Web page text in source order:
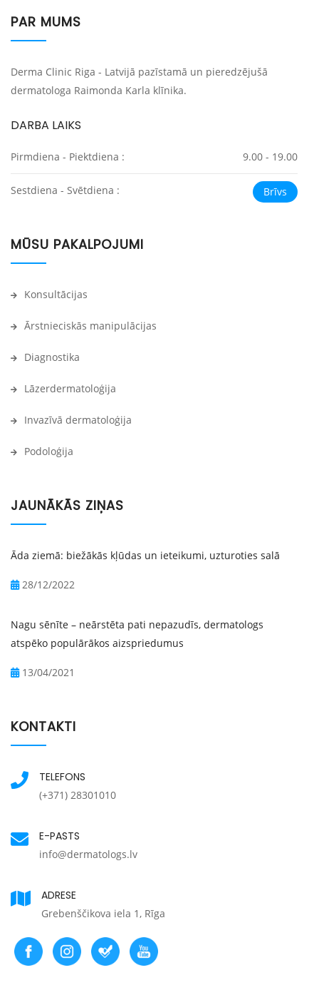
PAR MUMS
Derma Clinic Riga - Latvijā pazīstamā un pieredzējušā
dermatologa Raimonda Karla klīnika.
DARBA LAIKS
Pirmdiena - Piektdiena : 9.00 - 19.00
Sestdiena - Svētdiena : Brīvs
MŪSU PAKALPOJUMI
Konsultācijas
Ārstnieciskās manipulācijas
Diagnostika
Lāzerdermatoloģija
Invazīvā dermatoloģija
Podoloģija
JAUNĀKĀS ZIŅAS
Āda ziemā: biežākās kļūdas un ieteikumi, uzturoties salā
28/12/2022
Nagu sēnīte – neārstēta pati nepazudīs, dermatologs
atspēko populārākos aizspriedumus
13/04/2021
KONTAKTI
TELEFONS
(+371) 28301010
E-PASTS
info@dermatologs.lv
ADRESE
Grebenščikova iela 1, Rīga